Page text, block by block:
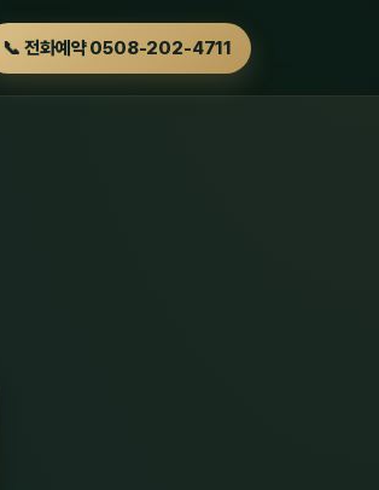
📞 전화예약 0508-202-4711